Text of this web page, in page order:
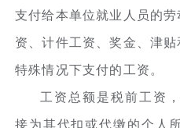
支付给本单位就业人员的
资、计件工资、奖金、津贴
特殊情况下支付的工资。
工资总额是税前工资
接为其代扣或代缴的个人